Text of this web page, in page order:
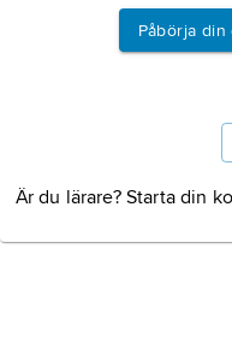
Information
Påbörja
Är du lärare? Starta din